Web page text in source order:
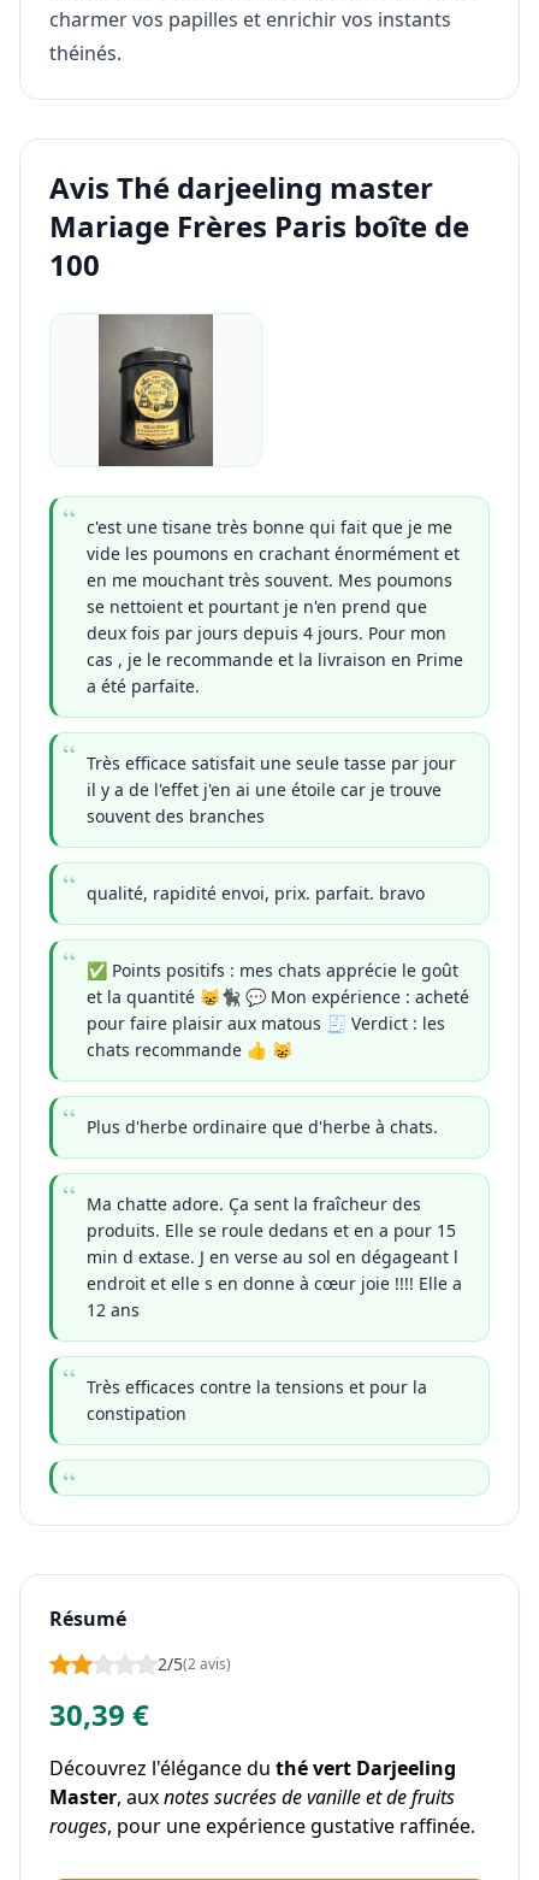
charmer vos papilles et enrichir vos instants
théinés.
Avis Thé darjeeling master
Mariage Frères Paris boîte de
100
c'est une tisane très bonne qui fait que je me
vide les poumons en crachant énormément et
en me mouchant très souvent. Mes poumons
se nettoient et pourtant je n'en prend que
deux fois par jours depuis 4 jours. Pour mon
cas , je le recommande et la livraison en Prime
a été parfaite.
Très efficace satisfait une seule tasse par jour
il y a de l'effet j'en ai une étoile car je trouve
souvent des branches
qualité, rapidité envoi, prix. parfait. bravo
✅ Points positifs : mes chats apprécie le goût
et la quantité 😸🐈‍⬛ 💬 Mon expérience : acheté
pour faire plaisir aux matous 🧾 Verdict : les
chats recommande 👍 😸
Plus d'herbe ordinaire que d'herbe à chats.
Ma chatte adore. Ça sent la fraîcheur des
produits. Elle se roule dedans et en a pour 15
min d extase. J en verse au sol en dégageant l
endroit et elle s en donne à cœur joie !!!! Elle a
12 ans
Très efficaces contre la tensions et pour la
constipation
Résumé
2/5(2 avis)
30,39 €
Découvrez l'élégance du thé vert Darjeeling
Master, auxnotes sucrées de vanille et de fruits
rouges, pour une expérience gustative raffinée.